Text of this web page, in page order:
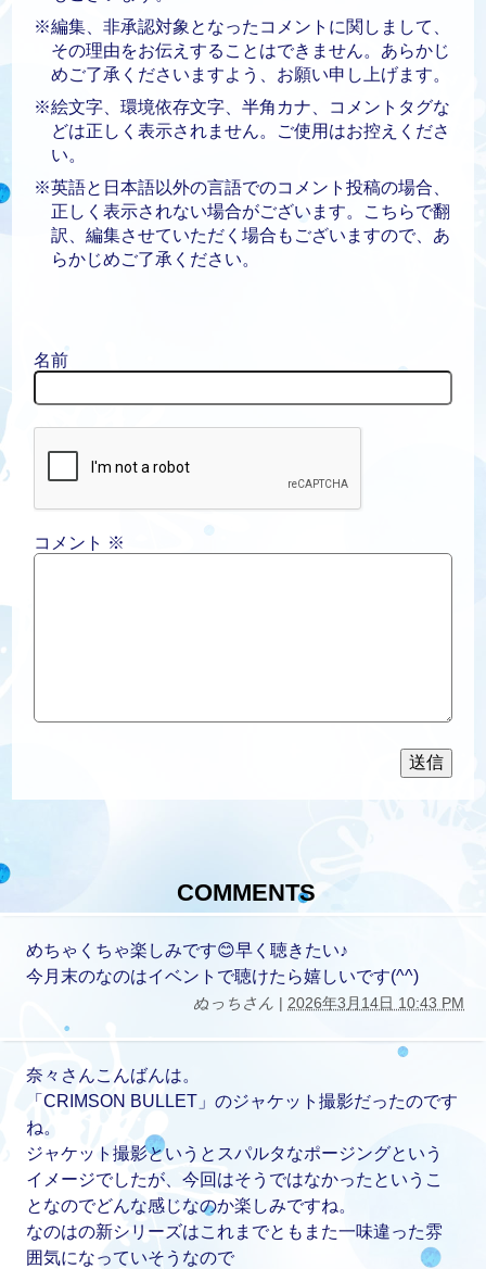
※編集、非承認対象となったコメントに関しまして、
その理由をお伝えすることはできません。あらかじ
めご了承くださいますよう、お願い申し上げます。
※絵文字、環境依存文字、半角カナ、コメントタグな
どは正しく表示されません。ご使用はお控えくださ
い。
※英語と日本語以外の言語でのコメント投稿の場合、
正しく表示されない場合がございます。こちらで翻
訳、編集させていただく場合もございますので、あ
らかじめご了承ください。
名前
コメント ※
COMMENTS
めちゃくちゃ楽しみです😊早く聴きたい♪
今月末のなのはイベントで聴けたら嬉しいです(^^)
ぬっちさん | 2026年3月14日 10:43 PM
奈々さんこんばんは。
「CRIMSON BULLET」のジャケット撮影だったのです
ね。
ジャケット撮影というとスパルタなポージングという
イメージでしたが、今回はそうではなかったというこ
となのでどんな感じなのか楽しみですね。
なのはの新シリーズはこれまでともまた一味違った雰
囲気になっていそうなので